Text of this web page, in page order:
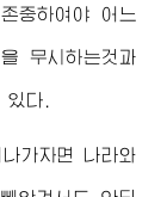
중하여야 어느
무시하는것과
다.
가자면 나라와